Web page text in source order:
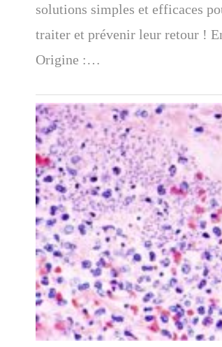
solutions simples et efficaces
traiter et prévenir leur retour !
Origine :…